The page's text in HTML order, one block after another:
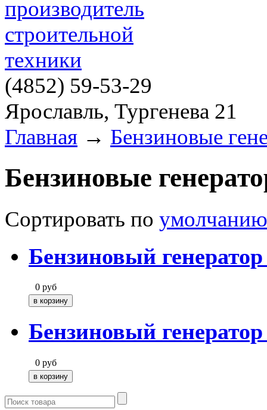
(4852) 59-53-29
Ярославль, Тургенева 21
Главная → Бензиновые
Бензиновые
Сортировать по умолчанию
Бензиновый
0 руб
Бензиновый
0 руб